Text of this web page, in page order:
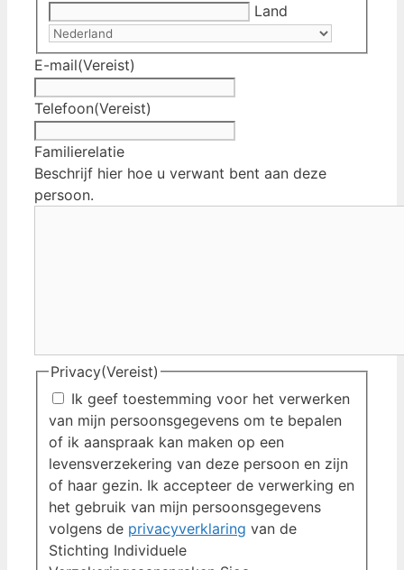
Land
E-mail(Vereist)
Telefoon(Vereist)
Familierelatie
Beschrijf hier hoe u verwant bent aan deze
persoon.
Privacy(Vereist)
Ik geef toestemming voor het verwerken
van mijn persoonsgegevens om te bepalen
of ik aanspraak kan maken op een
levensverzekering van deze persoon en zijn
of haar gezin. Ik accepteer de verwerking en
het gebruik van mijn persoonsgegevens
volgens de privacyverklaring van de
Stichting Individuele